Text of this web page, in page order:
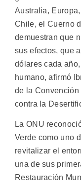
Australia,
Chile, el Cuerno
demuestran que
sus efectos, que
dólares cada
humano, afirmó
de la
contra la
La ONU
Verde como uno
revitalizar el
una de sus
Restauración